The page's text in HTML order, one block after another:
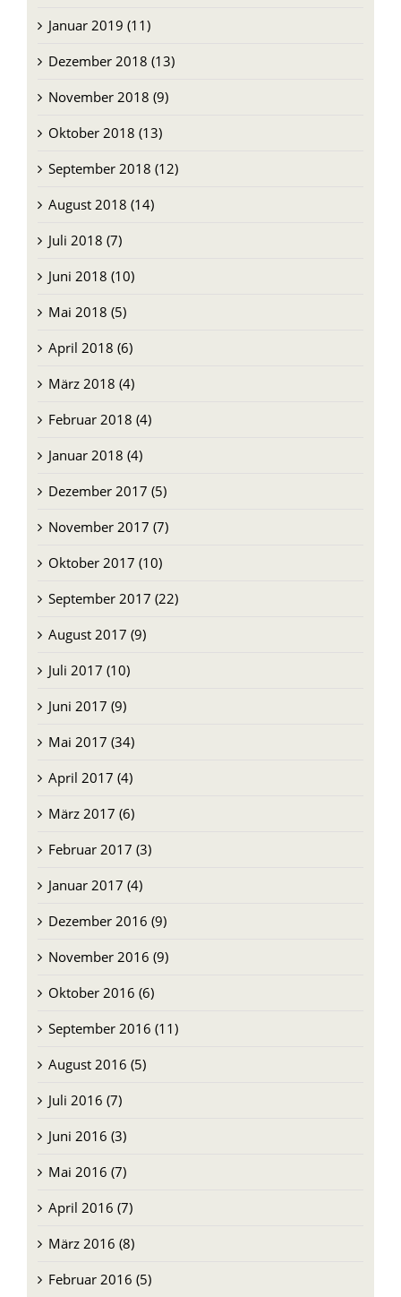
Januar 2019 (11)
Dezember 2018 (13)
November 2018 (9)
Oktober 2018 (13)
September 2018 (12)
August 2018 (14)
Juli 2018 (7)
Juni 2018 (10)
Mai 2018 (5)
April 2018 (6)
März 2018 (4)
Februar 2018 (4)
Januar 2018 (4)
Dezember 2017 (5)
November 2017 (7)
Oktober 2017 (10)
September 2017 (22)
August 2017 (9)
Juli 2017 (10)
Juni 2017 (9)
Mai 2017 (34)
April 2017 (4)
März 2017 (6)
Februar 2017 (3)
Januar 2017 (4)
Dezember 2016 (9)
November 2016 (9)
Oktober 2016 (6)
September 2016 (11)
August 2016 (5)
Juli 2016 (7)
Juni 2016 (3)
Mai 2016 (7)
April 2016 (7)
März 2016 (8)
Februar 2016 (5)